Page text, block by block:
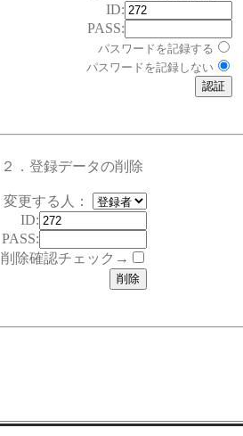
ID:
PASS:
パスワードを記録する
パスワードを記録しない
２．登録データの削除
変更する人：
ID:
PASS:
削除確認チェック→